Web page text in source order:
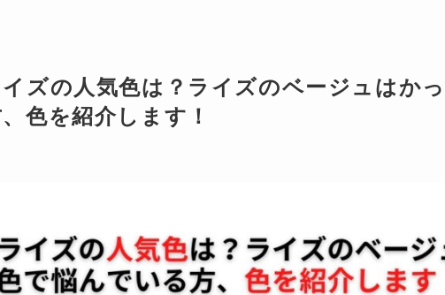
ズの人気色は？ライズのベージュはか
色を紹介します！